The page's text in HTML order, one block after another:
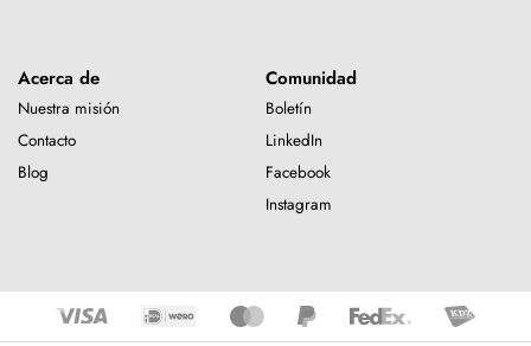
Acerca de
Nuestra misión
Contacto
Blog
Comunidad
Boletín
LinkedIn
Facebook
Instagram